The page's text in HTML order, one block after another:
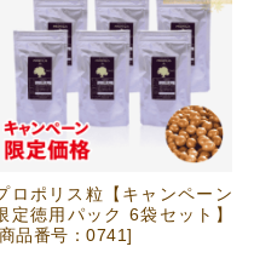
ロポリス粒【キャンペーン
定徳用パック 6袋セット】
品番号：0741]